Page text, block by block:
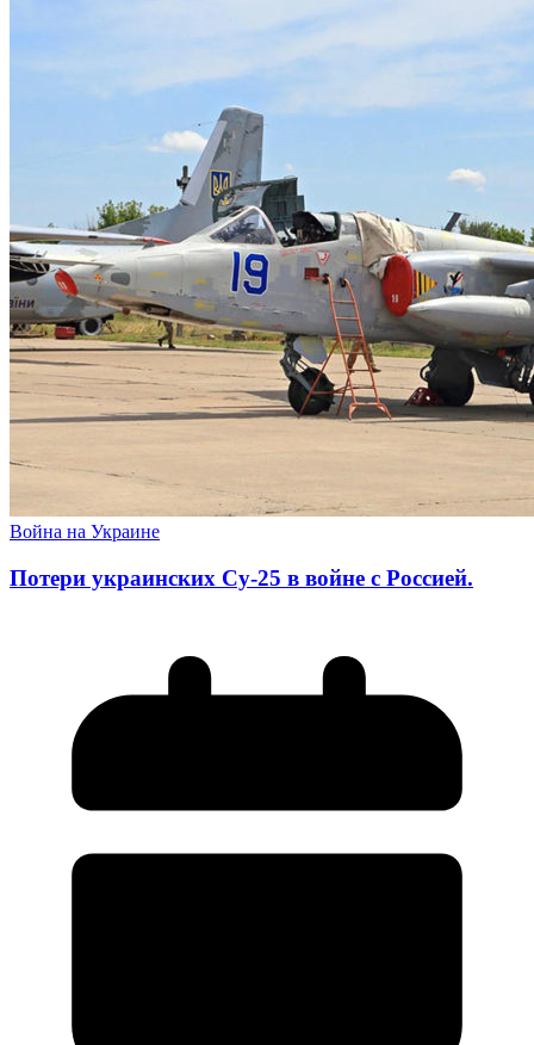
Война на Украине
Потери украинских Су-25 в войне с Россией.